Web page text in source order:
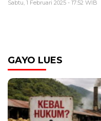
Sabtu, 1 Februari 2025 - 17:52 WIB
GAYO LUES